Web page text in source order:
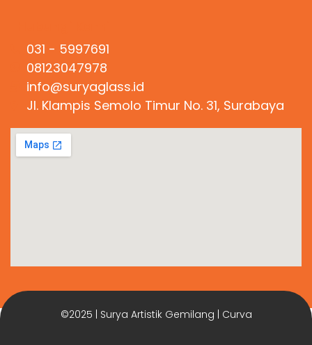
031 - 5997691
08123047978
info@suryaglass.id
Jl. Klampis Semolo Timur No. 31, Surabaya
©2025 | Surya Artistik Gemilang | Curva